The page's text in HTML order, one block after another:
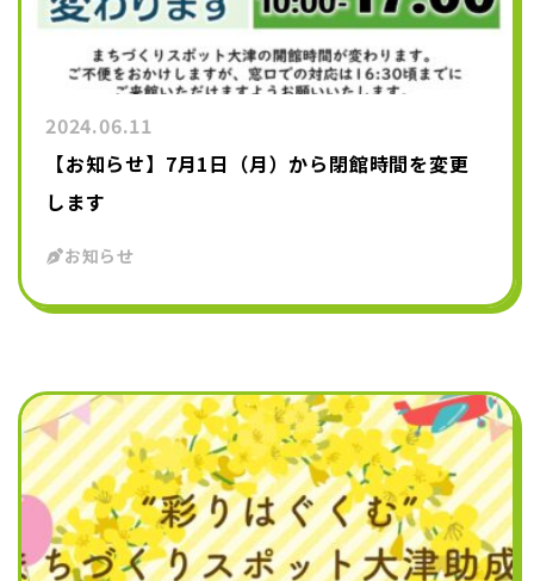
2024.06.11
【お知らせ】7月1日（月）から閉館時間を変更
します
お知らせ